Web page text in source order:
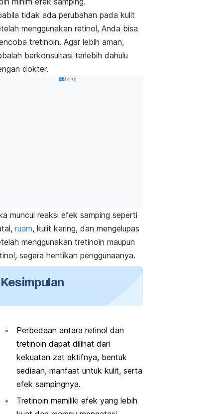
tidak ada perubahan pada kulit
menggunakan retinol, Anda bisa
tretinoin. Agar lebih aman,
berkonsultasi terlebih dahulu
dokter.
Iklan
muncul reaksi efek samping seperti
ruam, kulit kering, dan mengelupas
menggunakan tretinoin maupun
segera hentikan penggunaanya.
Kesimpulan
Perbedaan antara retinol dan
tretinoin dapat dilihat dari
kekuatan zat aktifnya, bentuk
sediaan, manfaat untuk kulit, serta
efek sampingnya.
Tretinoin memiliki efek yang lebih